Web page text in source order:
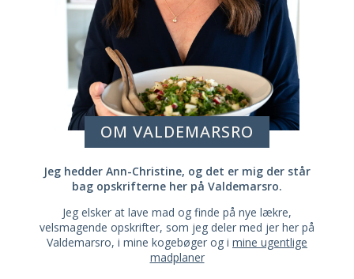
OM VALDEMARSRO
Jeg hedder Ann-Christine, og det er mig der står
bag opskrifterne her på Valdemarsro.
Jeg elsker at lave mad og finde på nye lækre,
velsmagende opskrifter, som jeg deler med jer her på
Valdemarsro, i mine kogebøger og i mine ugentlige
madplaner